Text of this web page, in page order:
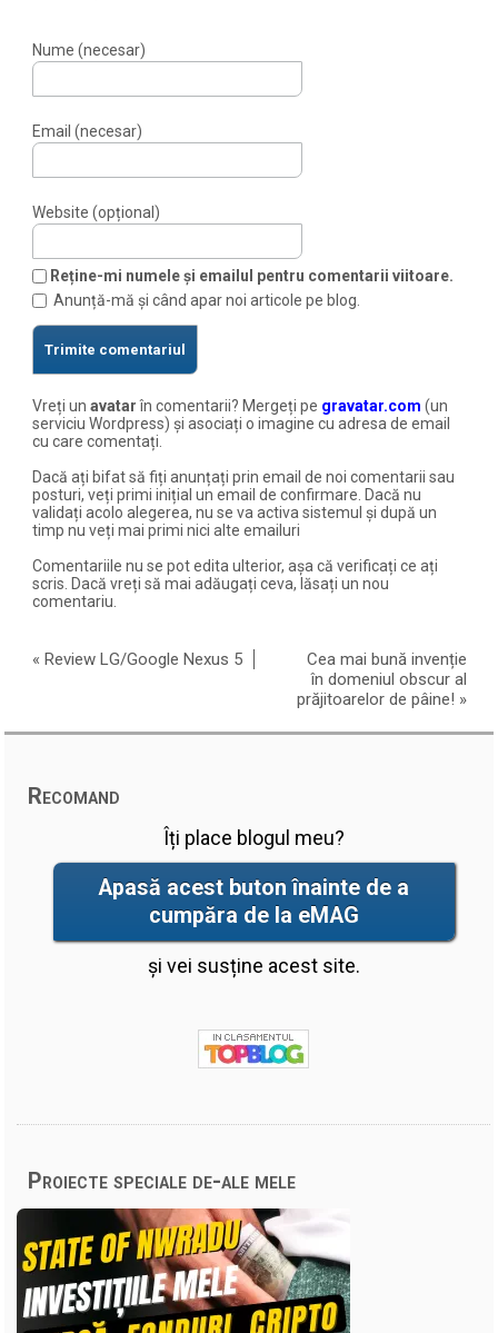
Nume (necesar)
Email (necesar)
Website (opțional)
Reține-mi numele și emailul pentru comentarii viitoare.
Anunță-mă și când apar noi articole pe blog.
Vreți unavatarîn comentarii? Mergeți pe gravatar.com (un
serviciu Wordpress) și asociați o imagine cu adresa de email
cu care comentați.
Dacă ați bifat să fiți anunțați prin email de noi comentarii sau
posturi, veți primi inițial un email de confirmare. Dacă nu
validați acolo alegerea, nu se va activa sistemul și după un
timp nu veți mai primi nici alte emailuri
Comentariile nu se pot edita ulterior, așa că verificați ce ați
scris. Dacă vreți să mai adăugați ceva, lăsați un nou
comentariu.
«Review LG/Google Nexus 5
Cea mai bună invenție
în domeniul obscur al
prăjitoarelor de pâine! »
Recomand
Îți place blogul meu?
Apasă acest buton înainte de a
cumpăra de la eMAG
și vei susține acest site.
Proiecte speciale de-ale mele